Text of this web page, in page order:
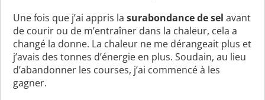
Une fois que j’ai appris lasurabondance de sel avant
de courir ou de m’entraîner dans la chaleur, cela a
changé la donne. La chaleur ne me dérangeait plus et
j’avais des tonnes d’énergie en plus. Soudain, au lieu
d’abandonner les courses, j’ai commencé à les
gagner.